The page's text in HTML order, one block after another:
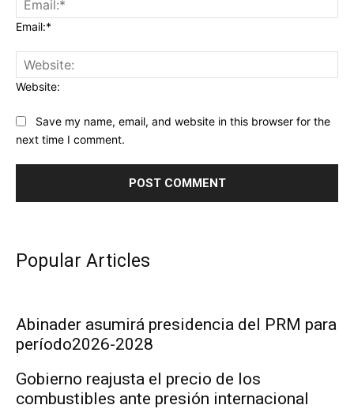
Email:*
Website:
Save my name, email, and website in this browser for the
next time I comment.
Popular Articles
Abinader asumirá presidencia del PRM para
período2026-2028
Gobierno reajusta el precio de los
combustibles ante presión internacional